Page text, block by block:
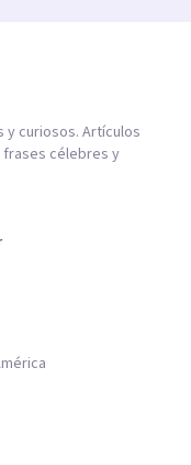
curiosos. Artículos
frases célebres y